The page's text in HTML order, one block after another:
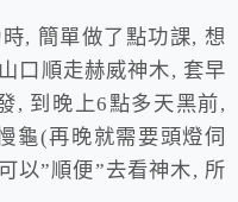
, 簡單做了點功課, 想
口順走赫威神木, 套早
, 到晚上6點多天黑前,
龜(再晚就需要頭燈伺
以”順便”去看神木, 所